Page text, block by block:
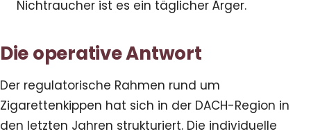
Nichtraucher ist es ein täglicher Ärger.
Die operative Antwort
Der regulatorische Rahmen rund um
Zigarettenkippen hat sich in der DACH-Region in
den letzten Jahren strukturiert. Die individuelle